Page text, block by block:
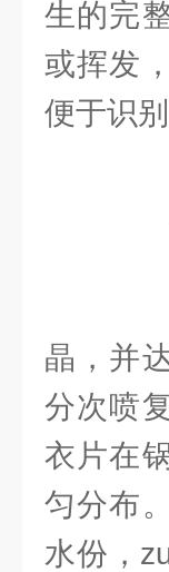
生的完
或挥发
便于识
为
晶，并
分次喷
衣片在
匀分布
水份，